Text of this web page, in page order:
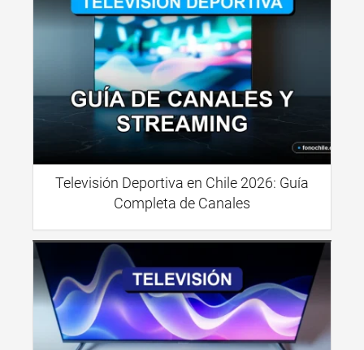
Televisión Deportiva en Chile 2026: Guía
Completa de Canales